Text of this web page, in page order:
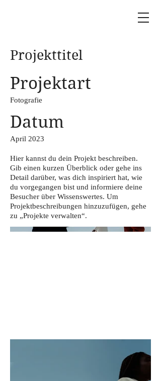
Projekttitel
Projektart
Fotografie
Datum
April 2023
Hier kannst du dein Projekt beschreiben.
Gib einen kurzen Überblick oder gehe ins
Detail darüber, was dich inspiriert hat, wie
du vorgegangen bist und informiere deine
Besucher über Wissenswertes. Um
Projektbeschreibungen hinzuzufügen, gehe
zu „Projekte verwalten“.